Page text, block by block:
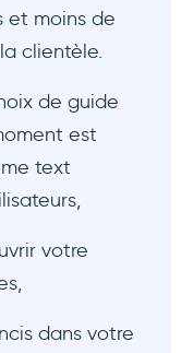
et moins de
clientèle.
de guide
est
text
votre
dans votre